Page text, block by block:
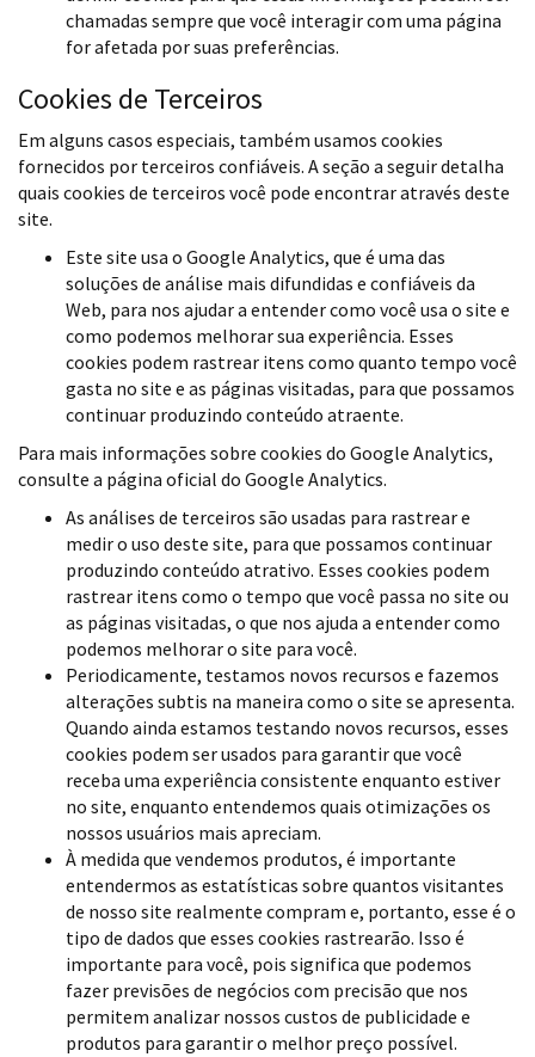
chamadas sempre que você interagir com uma página
for afetada por suas preferências.
Cookies de Terceiros
Em alguns casos especiais, também usamos cookies
fornecidos por terceiros confiáveis. A seção a seguir detalha
quais cookies de terceiros você pode encontrar através deste
site.
Este site usa o Google Analytics, que é uma das
soluções de análise mais difundidas e confiáveis ​​da
Web, para nos ajudar a entender como você usa o site e
como podemos melhorar sua experiência. Esses
cookies podem rastrear itens como quanto tempo você
gasta no site e as páginas visitadas, para que possamos
continuar produzindo conteúdo atraente.
Para mais informações sobre cookies do Google Analytics,
consulte a página oficial do Google Analytics.
As análises de terceiros são usadas para rastrear e
medir o uso deste site, para que possamos continuar
produzindo conteúdo atrativo. Esses cookies podem
rastrear itens como o tempo que você passa no site ou
as páginas visitadas, o que nos ajuda a entender como
podemos melhorar o site para você.
Periodicamente, testamos novos recursos e fazemos
alterações subtis na maneira como o site se apresenta.
Quando ainda estamos testando novos recursos, esses
cookies podem ser usados ​​para garantir que você
receba uma experiência consistente enquanto estiver
no site, enquanto entendemos quais otimizações os
nossos usuários mais apreciam.
À medida que vendemos produtos, é importante
entendermos as estatísticas sobre quantos visitantes
de nosso site realmente compram e, portanto, esse é o
tipo de dados que esses cookies rastrearão. Isso é
importante para você, pois significa que podemos
fazer previsões de negócios com precisão que nos
permitem analizar nossos custos de publicidade e
produtos para garantir o melhor preço possível.